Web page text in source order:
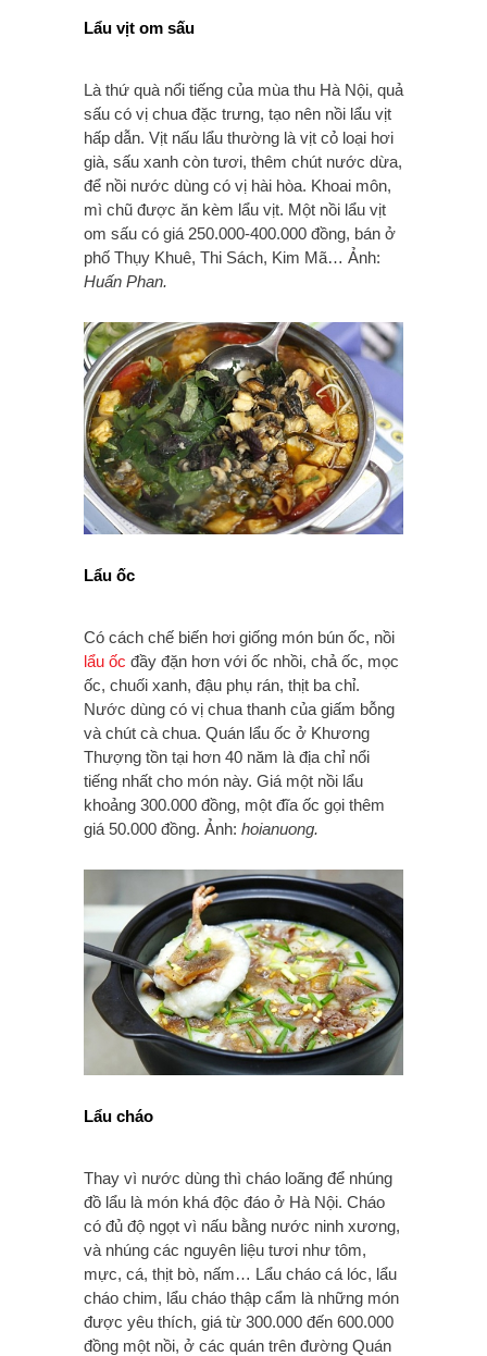
Lẩu vịt om sấu
Là thứ quà nổi tiếng của mùa thu Hà Nội, quả
sấu có vị chua đặc trưng, tạo nên nồi lẩu vịt
hấp dẫn. Vịt nấu lẩu thường là vịt cỏ loại hơi
già, sấu xanh còn tươi, thêm chút nước dừa,
để nồi nước dùng có vị hài hòa. Khoai môn,
mì chũ được ăn kèm lẩu vịt. Một nồi lẩu vịt
om sấu có giá 250.000-400.000 đồng, bán ở
phố Thụy Khuê, Thi Sách, Kim Mã… Ảnh:
Huấn Phan.
Lẩu ốc
Có cách chế biến hơi giống món bún ốc, nồi
lẩu ốc đầy đặn hơn với ốc nhồi, chả ốc, mọc
ốc, chuối xanh, đậu phụ rán, thịt ba chỉ.
Nước dùng có vị chua thanh của giấm bỗng
và chút cà chua. Quán lẩu ốc ở Khương
Thượng tồn tại hơn 40 năm là địa chỉ nổi
tiếng nhất cho món này. Giá một nồi lẩu
khoảng 300.000 đồng, một đĩa ốc gọi thêm
giá 50.000 đồng. Ảnh: hoianuong.
Lẩu cháo
Thay vì nước dùng thì cháo loãng để nhúng
đồ lẩu là món khá độc đáo ở Hà Nội. Cháo
có đủ độ ngọt vì nấu bằng nước ninh xương,
và nhúng các nguyên liệu tươi như tôm,
mực, cá, thịt bò, nấm… Lẩu cháo cá lóc, lẩu
cháo chim, lẩu cháo thập cẩm là những món
được yêu thích, giá từ 300.000 đến 600.000
đồng một nồi, ở các quán trên đường Quán